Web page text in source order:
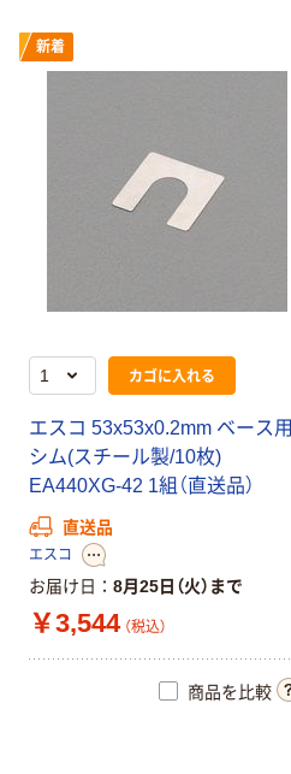
新着
カゴに入れる
エスコ 53x53x0.2mm ベース用
シム(スチール製/10枚)
EA440XG-42 1組（直送品）
直送品
エスコ
お届け日 8月25日（火）まで
￥3,544 （税込）
商品を比較